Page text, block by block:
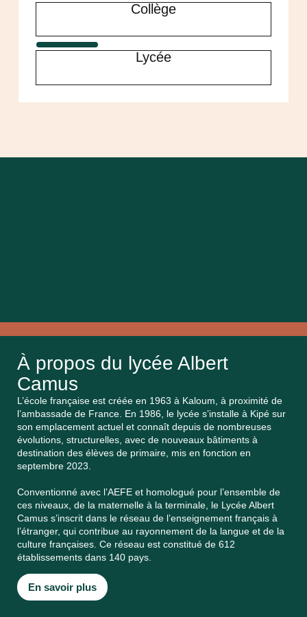
Collège
Lycée
À propos du lycée Albert
Camus
L’école française est créée en 1963 à Kaloum, à proximité de
l’ambassade de France. En 1986, le lycée s’installe à Kipé sur
son emplacement actuel et connaît depuis de nombreuses
évolutions, structurelles, avec de nouveaux bâtiments à
destination des élèves de primaire, mis en fonction en
septembre 2023.
Conventionné avec l’AEFE et homologué pour l’ensemble de
ces niveaux, de la maternelle à la terminale, le Lycée Albert
Camus s’inscrit dans le réseau de l’enseignement français à
l’étranger, qui contribue au rayonnement de la langue et de la
culture françaises. Ce réseau est constitué de 612
établissements dans 140 pays.
En savoir plus